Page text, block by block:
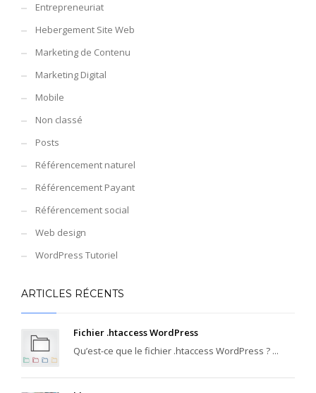
Entrepreneuriat
Hebergement Site Web
Marketing de Contenu
Marketing Digital
Mobile
Non classé
Posts
Référencement naturel
Référencement Payant
Référencement social
Web design
WordPress Tutoriel
ARTICLES RÉCENTS
Fichier .htaccess WordPress
Qu’est-ce que le fichier .htaccess WordPress ? ...